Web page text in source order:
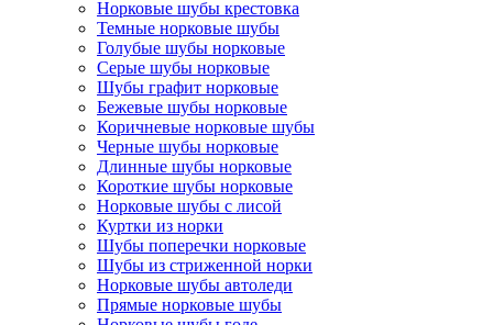
Норковые шубы крестовка
Темные норковые шубы
Голубые шубы норковые
Серые шубы норковые
Шубы графит норковые
Бежевые шубы норковые
Коричневые норковые шубы
Черные шубы норковые
Длинные шубы норковые
Короткие шубы норковые
Норковые шубы с лисой
Куртки из норки
Шубы поперечки норковые
Шубы из стриженной норки
Норковые шубы автоледи
Прямые норковые шубы